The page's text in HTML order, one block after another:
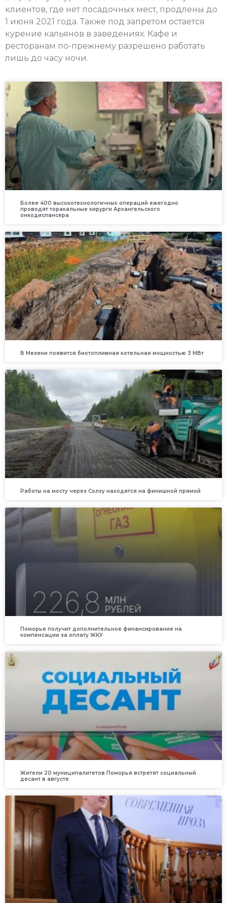
клиентов, где нет посадочных мест, продлены до
1 июня 2021 года. Также под запретом остается
курение кальянов в заведениях. Кафе и
ресторанам по-прежнему разрешено работать
лишь до часу ночи.
Более 400 высокотехнологичных операций ежегодно
проводят торакальные хирурги Архангельского
онкодиспансера
В Мезени появится биотопливная котельная мощностью 3 МВт
Работы на мосту через Солзу находятся на финишной прямой
Поморье получит дополнительное финансирование на
компенсации за оплату ЖКУ
Жители 20 муниципалитетов Поморья встретят социальный
десант в августе